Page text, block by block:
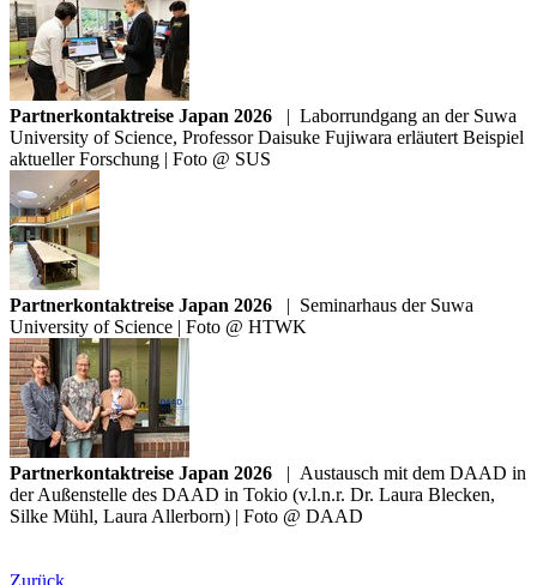
Partnerkontaktreise Japan 2026 | Laborrundgang an der Suwa
University of Science, Professor Daisuke Fujiwara erläutert Beispiel
aktueller Forschung | Foto @ SUS
Partnerkontaktreise Japan 2026 | Seminarhaus der Suwa
University of Science | Foto @ HTWK
Partnerkontaktreise Japan 2026 | Austausch mit dem DAAD in
der Außenstelle des DAAD in Tokio (v.l.n.r. Dr. Laura Blecken,
Silke Mühl, Laura Allerborn) | Foto @ DAAD
Zurück